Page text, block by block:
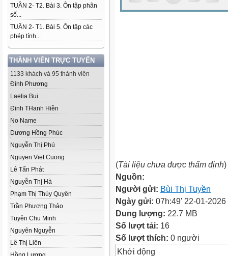
TUẦN 2- T2. Bài 3. Ôn tập phân
số...
TUẦN 2- T1. Bài 5. Ôn tập các
phép tính...
THÀNH VIÊN TRỰC TUYẾN
1133 khách và 95 thành viên
Đình Phương
Laelia Bui
Đinh THanh Hiền
No Name
Dương Hồng Phúc
Nguyễn Thị Phú
Nguyen Viet Cuong
Lê Tấn Phát
Nguyễn Thị Hà
Phạm Thị Thùy Quyên
Trần Phương Thảo
Tuyên Chu Minh
Nguyên Nguyễn
Lê Thị Liên
(Tài liệu chưa được thẩm định)
Nguồn:
Người gửi: Bùi Thị Tuyền
Ngày gửi: 07h:49' 22-01-2026
Dung lượng: 22.7 MB
Số lượt tải: 16
Số lượt thích: 0 người
Khởi động